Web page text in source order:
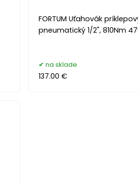
FORTUM Uťahovák
pneumatický 1/2", 810Nm
na sklade
137.00 €